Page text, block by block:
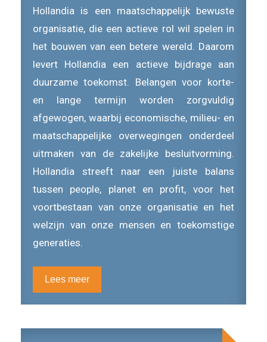
Hollandia is een maatschappelijk bewuste
organisatie, die een actieve rol wil spelen in
het bouwen van een betere wereld. Daarom
levert Hollandia een actieve bijdrage aan
duurzame toekomst. Belangen voor korte-
en lange termijn worden zorgvuldig
afgewogen, waarbij economische, milieu- en
maatschappelijke overwegingen onderdeel
uitmaken van de zakelijke besluitvorming.
Hollandia streeft naar een juiste balans
tussen people, planet en profit, voor het
voortbestaan van onze organisatie en het
welzijn van onze mensen en toekomstige
generaties.
Lees meer